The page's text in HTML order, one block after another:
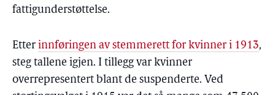
fattigunderstøttelse.
Etter innføringen av stemmerett for kvinner i 1913,
steg tallene igjen. I tillegg var kvinner
overrepresentert blant de suspenderte. Ved